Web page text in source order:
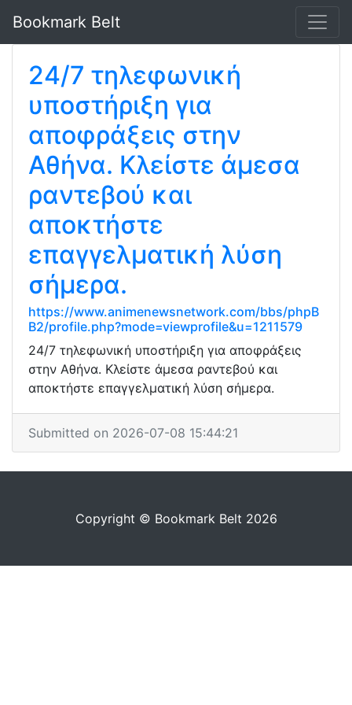
Bookmark Belt
24/7 τηλεφωνική
υποστήριξη για
αποφράξεις στην
Αθήνα. Κλείστε άμεσα
ραντεβού και
αποκτήστε
επαγγελματική λύση
σήμερα.
https://www.animenewsnetwork.com/bbs/phpB
B2/profile.php?mode=viewprofile&u=1211579
24/7 τηλεφωνική υποστήριξη για αποφράξεις
στην Αθήνα. Κλείστε άμεσα ραντεβού και
αποκτήστε επαγγελματική λύση σήμερα.
Submitted on 2026-07-08 15:44:21
Copyright © Bookmark Belt 2026